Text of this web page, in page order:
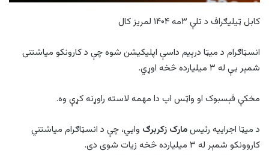
کابل ټیلیګراف د تلې ۳مه ۱۴۰۴ لمریز کال
انسټاګرام د میټا درېیم داسې اپلیکیشن شوه چې د کارونکو میاشتنی
شمېر یې له ۳ میلیارده څخه اوړي.
مخکې فېسبوک او واټس اپ دا مهمه لاسته راوړنه کړې وه.
د میټا اجراییه رئیسمارک زکربرګ وايي، چې د انسټاګرام میاشتني
کاروونکو شمېر له ۳ میلیارده څخه زیات شوی دی.